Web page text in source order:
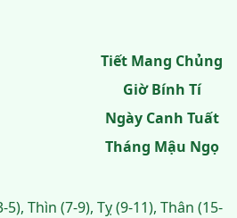
Tiết Mang Chủng
Giờ Bính Tí
Ngày Canh Tuất
Tháng Mậu Ngọ
Thìn (7-9), Tỵ (9-11), Thân (15-